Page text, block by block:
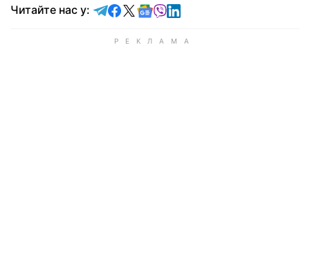
Читайте нас у: Читайте у Telegram
Читайте у Facebook
Читайте у X
Читайте у Google news
Читайте у Viber
Читайте у LinkedIn